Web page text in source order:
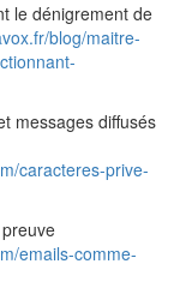
le dénigrement de
blog/maitre-
messages diffusés
caracteres-prive-
emails-comme-